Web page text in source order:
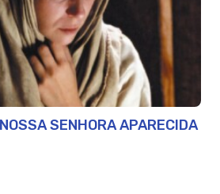
SENHORA APARECIDA